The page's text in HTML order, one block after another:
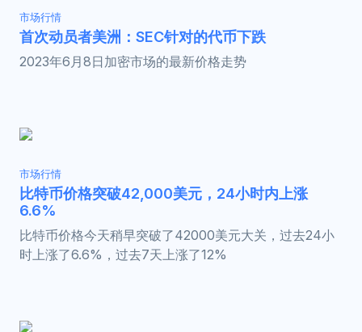
市场行情
首次动员者美洲：SEC针对的代币下跌
2023年6月8日加密市场的最新价格走势
市场行情
比特币价格突破42,000美元，24小时内上涨
6.6%
比特币价格今天稍早突破了42000美元大关，过去24小
时上涨了6.6%，过去7天上涨了12%